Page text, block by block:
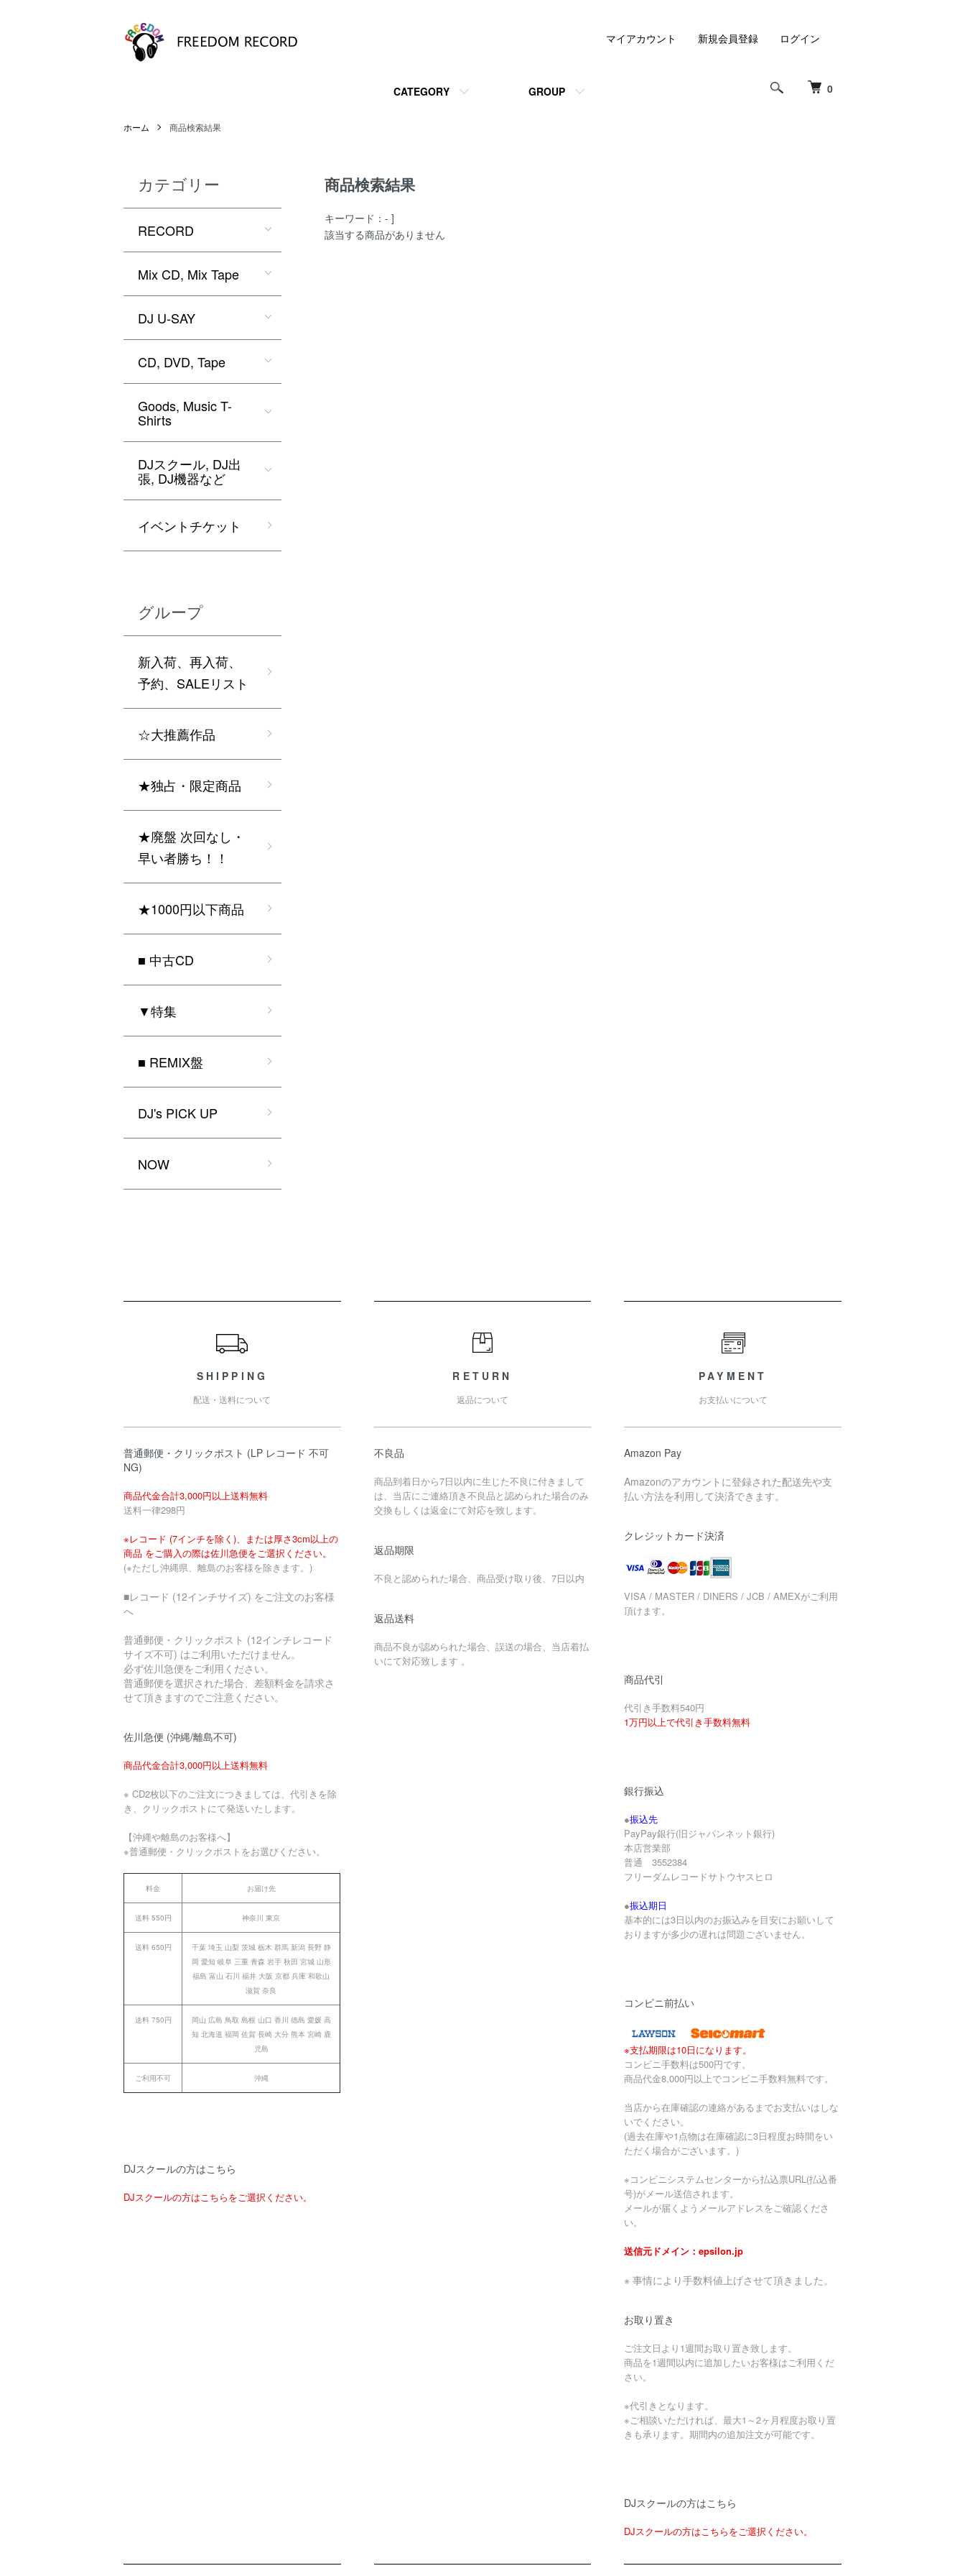
0
CATEGORY GROUP
マイアカウント 新規会員登録 ログイン
ホーム 商品検索結果
商品検索結果
キーワード：- ]
該当する商品がありません
カテゴリー
RECORD
Mix CD, Mix Tape
DJ U-SAY
CD, DVD, Tape
Goods, Music T-
Shirts
DJスクール, DJ出
張, DJ機器など
イベントチケット
グループ
新入荷、再入荷、
予約、SALEリスト
☆大推薦作品
★独占・限定商品
★廃盤 次回なし・
早い者勝ち！！
★1000円以下商品
■ 中古CD
▼特集
■ REMIX盤
DJ's PICK UP
NOW
SHIPPING
配送・送料について
普通郵便・クリックポスト (LP レコード 不可
NG)
商品代金合計3,000円以上送料無料
送料一律298円
※レコード (7インチを除く)、または厚さ3cm以上の
商品 をご購入の際は佐川急便をご選択ください。
(※ただし沖縄県、離島のお客様を除きます。)
■レコード (12インチサイズ) をご注文のお客様
へ
普通郵便・クリックポスト (12インチレコード
サイズ不可) はご利用いただけません。
必ず佐川急便をご利用ください。
普通郵便を選択された場合、差額料金を請求さ
せて頂きますのでご注意ください。
佐川急便 (沖縄/離島不可)
商品代金合計3,000円以上送料無料
※ CD2枚以下のご注文につきましては、代引きを除
き、クリックポストにて発送いたします。
【沖縄や離島のお客様へ】
※普通郵便・クリックポストをお選びください。
料金 お届け先
送料 550円 神奈川 東京
送料 650円
千葉 埼玉 山梨 茨城 栃木 群馬 新潟 長野 静
岡 愛知 岐阜 三重 青森 岩手 秋田 宮城 山形
福島 富山 石川 福井 大阪 京都 兵庫 和歌山
滋賀 奈良
送料 750円
岡山 広島 鳥取 島根 山口 香川 徳島 愛媛 高
知 北海道 福岡 佐賀 長崎 大分 熊本 宮崎 鹿
児島
ご利用不可 沖縄
DJスクールの方はこちら
DJスクールの方はこちらをご選択ください。
RETURN
返品について
不良品
商品到着日から7日以内に生じた不良に付きまして
は、当店にご連絡頂き不良品と認められた場合のみ
交換もしくは返金にて対応を致します。
返品期限
不良と認められた場合、商品受け取り後、7日以内
返品送料
商品不良が認められた場合、誤送の場合、当店着払
いにて対応致します 。
PAYMENT
お支払いについて
Amazon Pay
Amazonのアカウントに登録された配送先や支
払い方法を利用して決済できます。
クレジットカード決済
VISA / MASTER / DINERS / JCB / AMEXがご利用
頂けます。
商品代引
代引き手数料540円
1万円以上で代引き手数料無料
銀行振込
●振込先
PayPay銀行(旧ジャパンネット銀行)
本店営業部
普通 3552384
フリーダムレコードサトウヤスヒロ
●振込期日
基本的には3日以内のお振込みを目安にお願いして
おりますが多少の遅れは問題ございません。
コンビニ前払い
※支払期限は10日になります。
コンビニ手数料は500円です。
商品代金8,000円以上でコンビニ手数料無料です。
当店から在庫確認の連絡があるまでお支払いはしな
いでください。
(過去在庫や1点物は在庫確認に3日程度お時間をい
ただく場合がございます。)
※コンビニシステムセンターから払込票URL(払込番
号)がメール送信されます。
メールが届くようメールアドレスをご確認くださ
い。
送信元ドメイン：epsilon.jp
※ 事情により手数料値上げさせて頂きました。
お取り置き
ご注文日より1週間お取り置き致します。
商品を1週間以内に追加したいお客様はご利用くだ
さい。
※代引きとなります。
※ご相談いただければ、最大1～2ヶ月程度お取り置
きも承ります。期間内の追加注文が可能です。
DJスクールの方はこちら
DJスクールの方はこちらをご選択ください。